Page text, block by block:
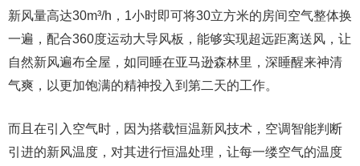
新风量高达30m³/h，1小时即可将30立方米的房间空气整体换
一遍，配合360度运动大导风板，能够实现超远距离送风，让
自然新风遍布全屋，如同睡在亚马逊森林里，深睡醒来神清
气爽，以更加饱满的精神投入到第二天的工作。
而且在引入空气时，因为搭载恒温新风技术，空调智能判断
引进的新风温度，对其进行恒温处理，让每一缕空气的温度